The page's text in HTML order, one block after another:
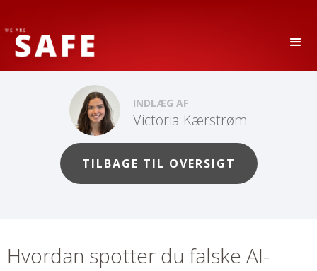
INDLÆG AF
Victoria Kærstrøm
TILBAGE TIL OVERSIGT
Hvordan spotter du falske AI-